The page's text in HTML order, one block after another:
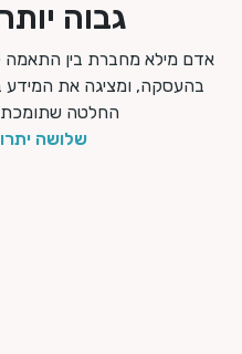
גבוה
אדם מילא מחברת בין התאמה
בהעסקה, ומציגה את
החלטה
שלושה